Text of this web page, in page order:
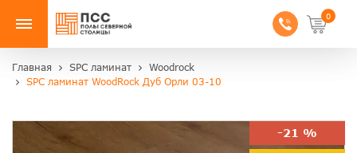
0
Главная SPC ламинат
Woodrock
SPC ламинат WoodRock Дуб Орли 03-10
-21 %